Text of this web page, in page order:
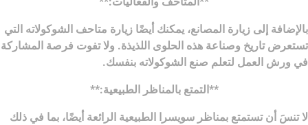
بالإضافة إلى زيارة المصانع، يمكنك أيضًا زيارة متاحف الشوكولاته التي
تستعرض تاريخ وصناعة هذه الحلوى اللذيذة. ولا تفوت فرصة المشاركة
في ورش العمل لتعلم صنع الشوكولاته بنفسك.
**التمتع بالمناظر الطبيعية:**
لا تنسَ أن تستمتع بمناظر سويسرا الطبيعية الرائعة أيضًا، بما في ذلك